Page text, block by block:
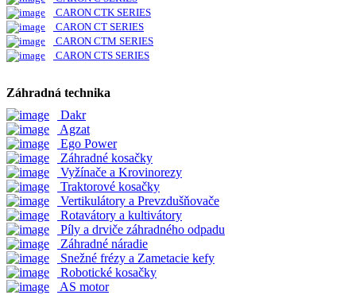
CARON CTK SERIES
CARON CT SERIES
CARON CTM SERIES
CARON CTS SERIES
Záhradná technika
Dakr
Agzat
Ego Power
Záhradné kosačky
Vyžínače a Krovinorezy
Traktorové kosačky
Vertikulátory a Prevzdušňovače
Rotavátory a kultivátory
Píly a drviče záhradného odpadu
Záhradné náradie
Snežné frézy a Zametacie kefy
Robotické kosačky
AS motor